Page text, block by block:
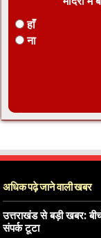
हाँ
ना
अधिक पढ़े जाने वाली खबर
उत्तराखंड से बड़ी खबर:
संपर्क टूटा